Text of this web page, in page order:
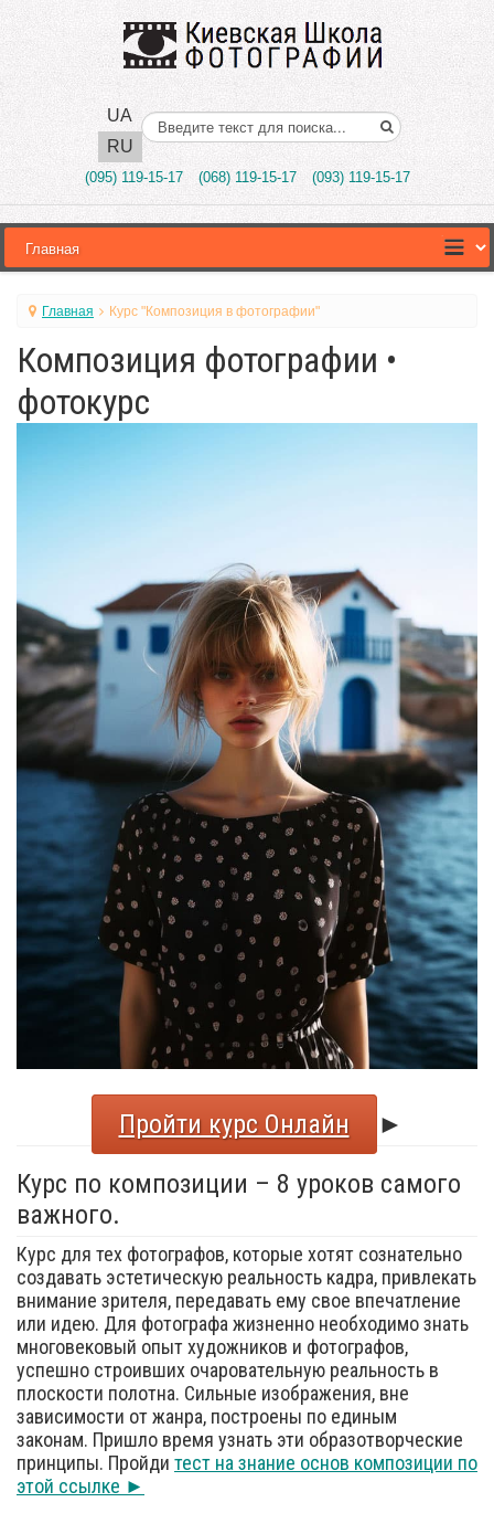
UA
RU
Поиск..
(095) 119-15-17 (068) 119-15-17 (093) 119-15-17
Главная Курс "Композиция в фотографии"
Композиция фотографии •
фотокурс
Пройти курс Онлайн
►
Курс по композиции – 8 уроков самого
важного.
Курс для тех фотографов, которые хотят сознательно
создавать эстетическую реальность кадра, привлекать
внимание зрителя, передавать ему свое впечатление
или идею. Для фотографа жизненно необходимо знать
многовековый опыт художников и фотографов,
успешно строивших очаровательную реальность в
плоскости полотна. Сильные изображения, вне
зависимости от жанра, построены по единым
законам. Пришло время узнать эти образотворческие
принципы. Пройди тест на знание основ композиции по
этой ссылке ►